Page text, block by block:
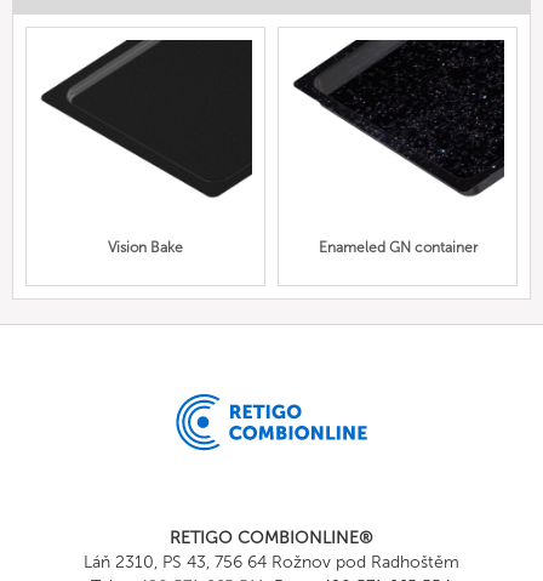
Vision Bake Enameled GN container
RETIGO COMBIONLINE®
Láň 2310, PS 43, 756 64 Rožnov pod Radhoštěm